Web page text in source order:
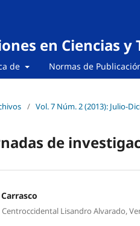
en Ciencias y
de Normas de
/ Vol. 7 Núm. 2 (2013): Julio-
de
Lisandro Alvarado,